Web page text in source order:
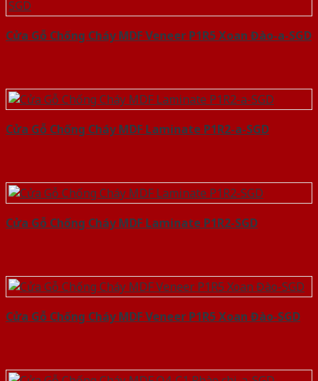
Cửa Gỗ Chống Cháy MDF Veneer P1R5 Xoan Đào-a-SGD
Cửa Gỗ Chống Cháy MDF Laminate P1R2-a-SGD
Cửa Gỗ Chống Cháy MDF Laminate P1R2-SGD
Cửa Gỗ Chống Cháy MDF Veneer P1R5 Xoan Đào-SGD